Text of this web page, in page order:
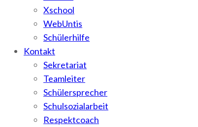
Xschool
WebUntis
Schülerhilfe
Kontakt
Sekretariat
Teamleiter
Schülersprecher
Schulsozialarbeit
Respektcoach